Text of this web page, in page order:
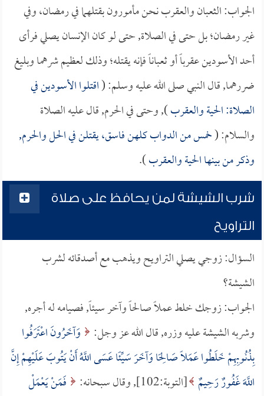
الجواب: الثعبان والعقرب نحن مأمورون بقتلهما في رمضان، وفي
غير رمضان؛ بل حتى في الصلاة, حتى لو كان الإنسان يصلي فرأى
أحد الأسودين عقرباً أو ثعباناً فإنه يقتله؛ وذلك لعظيم شرهما وبليغ
ضررهما, قال النبي صلى الله عليه وسلم: (اقتلوا الأسودين في
الصلاة: الحية والعقرب), وحتى في الحرم, قال عليه الصلاة
والسلام: (خمس من الدواب كلهن فاسق، يقتلن في الحل والحرم,
وذكر من بينها الحية والعقرب).
شرب الشيشة لمن يحافظ على صلاة
التراويح
السؤال: زوجي يصلي التراويح ويذهب مع أصدقائه لشرب
الشيشة؟
الجواب: زوجك خلط عملاً صالحاً وآخر سيئاً, فصيامه له أجره,
وشربه الشيشة عليه وزره, قال الله عز وجل:
وَآخَرُونَ اعْتَرَفُوا
بِذُنُوبِهِمْ خَلَطُوا عَمَلًا صَالِحًا وَآخَرَ سَيِّئًا عَسَى اللَّهُ أَنْ يَتُوبَ عَلَيْهِمْ إِنَّ
اللَّهَ غَفُورٌ رَحِيمٌ [التوبة:102], وقال سبحانه:
فَمَنْ يَعْمَلْ